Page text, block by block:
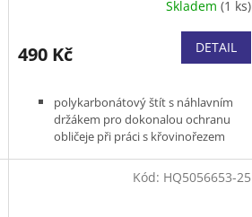
Skladem (1 ks)
490 Kč DETAIL
polykarbonátový štít s náhlavním
držákem pro dokonalou ochranu
obličeje při práci s křovinořezem
motorových pil při řezání palivového
Kód: HQ5056653-25